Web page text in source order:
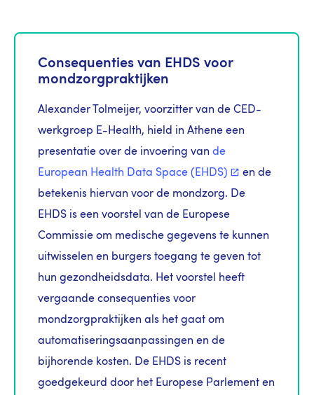
Consequenties van EHDS voor
mondzorgpraktijken
Alexander Tolmeijer, voorzitter van de CED-
werkgroep E-Health, hield in Athene een
presentatie over de invoering van de
European Health Data Space (EHDS)
en de
betekenis hiervan voor de mondzorg. De
EHDS is een voorstel van de Europese
Commissie om medische gegevens te kunnen
uitwisselen en burgers toegang te geven tot
hun gezondheidsdata. Het voorstel heeft
vergaande consequenties voor
mondzorgpraktijken als het gaat om
automatiseringsaanpassingen en de
bijhorende kosten. De EHDS is recent
goedgekeurd door het Europese Parlement en